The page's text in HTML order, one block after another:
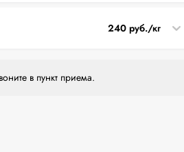
240 руб./кг
в пункт приема.